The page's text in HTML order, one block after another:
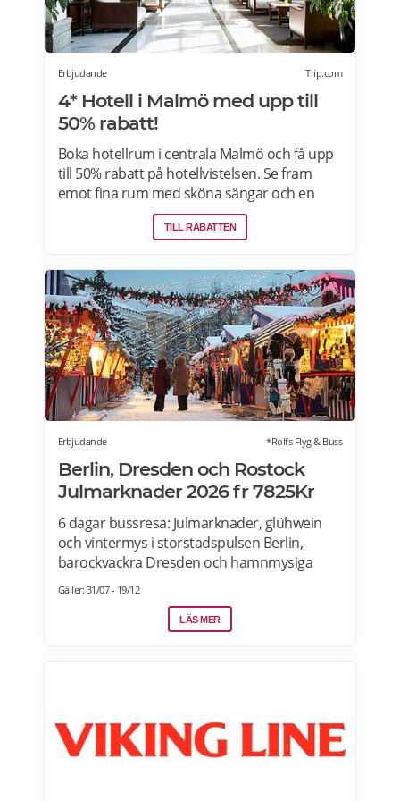
Erbjudande Trip.com
4* Hotell i Malmö med upp till
50% rabatt!
Boka hotellrum i centrala Malmö och få upp
till 50% rabatt på hotellvistelsen. Se fram
emot fina rum med sköna sängar och en
härlig frukostbuffé och njut av allt som
staden har att erbjuda! Läs mer om
Malmö här.
TILL RABATTEN
Erbjudande *Rolfs Flyg & Buss
Berlin, Dresden och Rostock
Julmarknader 2026 fr 7825Kr
6 dagar bussresa: Julmarknader, glühwein
och vintermys i storstadspulsen Berlin,
barockvackra Dresden och hamnmysiga
Rostock. Under den här resan får du uppleva
julstämning i Berlin, Dresden och Rostock –
tre städer som bjuder på stämningsfulla
Gäller: 31/07 - 19/12
LÄS MER